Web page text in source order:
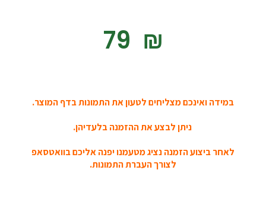
‎79 ₪
במידה ואינכם מצליחים לטעון את התמונות בדף המוצר.
ניתן לבצע את ההזמנה בלעדיהן.
לאחר ביצוע הזמנה נציג מטעמנו יפנה אליכם בוואטסאפ
לצורך העברת התמונות.